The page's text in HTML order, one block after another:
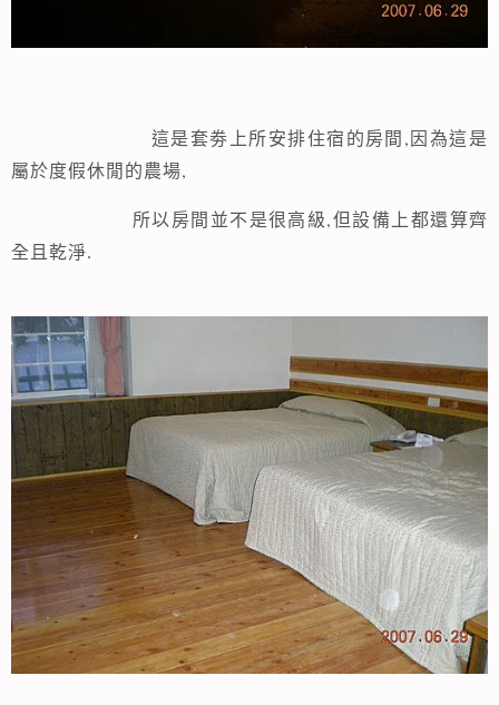
這是套劵上所安排住宿的房間 , 因為這是
屬於度假休閒的農場,
所以房間並不是很高級,但設備上都還算齊
全且乾淨.